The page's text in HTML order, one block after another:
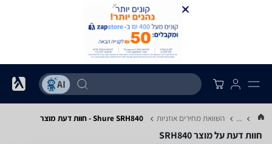
... השוואת מחירים אוזניות Shure SRH840 - חוות דעת מוצר
חוות דעת על מוצר SRH840